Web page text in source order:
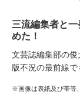
三流編集者と
めた！
文芸誌編集部の
版不況の最前線
※画像は表紙及び帯等